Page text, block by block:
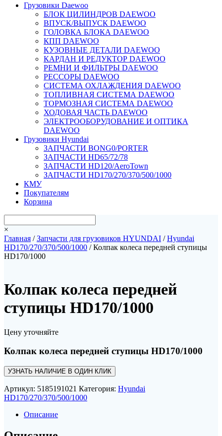
Грузовики Daewoo
БЛОК ЦИЛИНДРОВ DAEWOO
ВПУСК/ВЫПУСК DAEWOO
ГОЛОВКА БЛОКА DAEWOO
КПП DAEWOO
КУЗОВНЫЕ ДЕТАЛИ DAEWOO
КАРДАН И РЕДУКТОР DAEWOO
РЕМНИ И ФИЛЬТРЫ DAEWOO
РЕССОРЫ DAEWOO
СИСТЕМА ОХЛАЖДЕНИЯ DAEWOO
ТОПЛИВНАЯ СИСТЕМА DAEWOO
ТОРМОЗНАЯ СИСТЕМА DAEWOO
ХОДОВАЯ ЧАСТЬ DAEWOO
ЭЛЕКТРООБОРУДОВАНИЕ И ОПТИКА
DAEWOO
Грузовики Hyundai
ЗАПЧАСТИ BONG0/PORTER
ЗАПЧАСТИ HD65/72/78
ЗАПЧАСТИ HD120/AeroTown
ЗАПЧАСТИ HD170/270/370/500/1000
КМУ
Покупателям
Корзина
×
Главная /Запчасти для грузовиков HYUNDAI /Hyundai
HD170/270/370/500/1000 / Колпак колеса передней ступицы
HD170/1000
Колпак колеса передней
ступицы HD170/1000
Цену уточняйте
Колпак колеса передней ступицы HD170/1000
УЗНАТЬ НАЛИЧИЕ В ОДИН КЛИК
Артикул: 5185191021 Категория: Hyundai
HD170/270/370/500/1000
Описание